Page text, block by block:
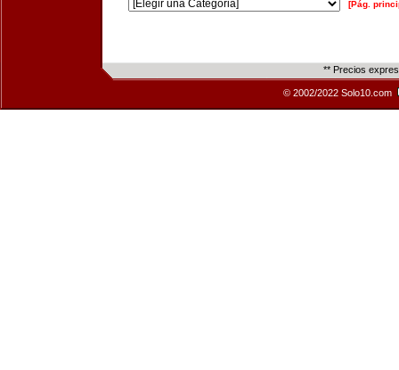
[Pág.
** Precios
© 2002/2022 Solo10.com